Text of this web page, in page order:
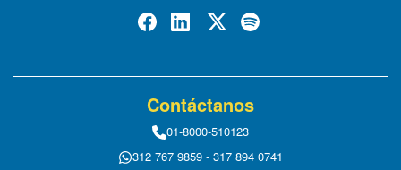
Contáctanos
01-8000-510123
312 767 9859 - 317 894 0741